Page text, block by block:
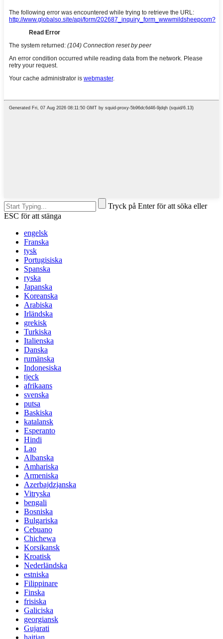
Tryck på Enter för att söka eller
ESC för att stänga
engelsk
Franska
tysk
Portugisiska
Spanska
ryska
Japanska
Koreanska
Arabiska
Irländska
grekisk
Turkiska
Italienska
Danska
rumänska
Indonesiska
tjeck
afrikaans
svenska
putsa
Baskiska
katalansk
Esperanto
Hindi
Lao
Albanska
Amhariska
Armeniska
Azerbajdzjanska
Vitryska
bengali
Bosniska
Bulgariska
Cebuano
Chichewa
Korsikansk
Kroatisk
Nederländska
estniska
Filippinare
Finska
frisiska
Galiciska
georgiansk
Gujarati